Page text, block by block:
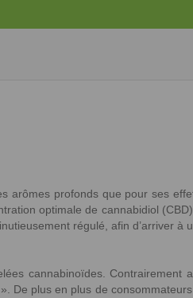
arômes profonds que pour ses
optimale de cannabidiol
régulé, afin d’arriver à
cannabinoïdes. Contrairement
De plus en plus de